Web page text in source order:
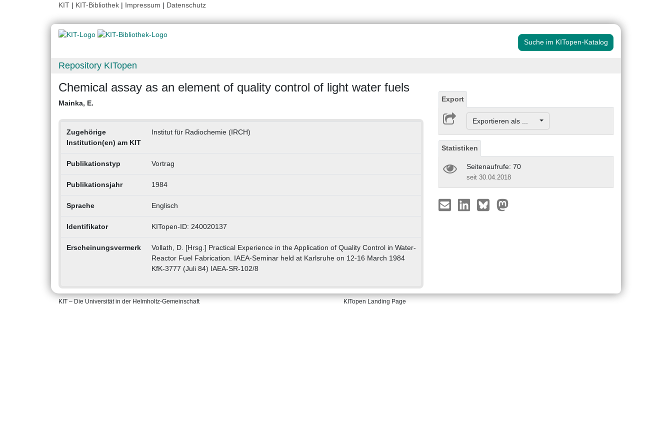
KIT | KIT-Bibliothek | Impressum | Datenschutz
Suche im KITopen-Katalog
Repository KITopen
Chemical assay as an element of quality control of light water fuels
Mainka, E.
Zugehörige
Institution(en) am KIT
Institut für Radiochemie (IRCH)
Publikationstyp Vortrag
Publikationsjahr 1984
Sprache Englisch
Identifikator KITopen-ID: 240020137
Erscheinungsvermerk
Vollath, D. [Hrsg.] Practical Experience in the Application of Quality Control in Water-
Reactor Fuel Fabrication. IAEA-Seminar held at Karlsruhe on 12-16 March 1984
KfK-3777 (Juli 84) IAEA-SR-102/8
Export
Exportieren als ...
Statistiken
Seitenaufrufe: 70
seit 30.04.2018
KIT – Die Universität in der Helmholtz-Gemeinschaft KITopen Landing Page